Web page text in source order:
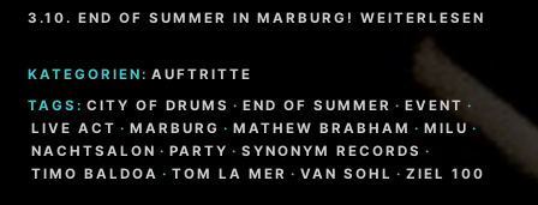
3.10. END OF SUMMER IN MARBURG! WEITERLESEN
KATEGORIEN: AUFTRITTE
TAGS: CITY OF DRUMS · END OF SUMMER · EVENT ·
LIVE ACT · MARBURG · MATHEW BRABHAM · MILU ·
NACHTSALON · PARTY · SYNONYM RECORDS ·
TIMO BALDOA · TOM LA MER · VAN SOHL · ZIEL 100